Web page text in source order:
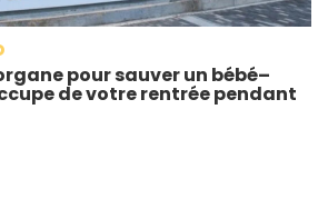
pour sauver un bébé–
de votre rentrée pendant